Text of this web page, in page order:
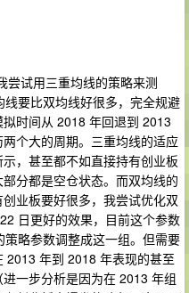
尝试用三重均线的策略来测
要比双均线好很多，完全规避
时间从 2018 年回退到 2013
个大的周期。三重均线的适应
，甚至都不如直接持有创业板
分都是空仓状态。而双均线的
业板要好很多，我尝试优化双
日更好的效果，目前这个参数
略参数调整成这一组。但需要
2013 年到 2018 年表现的甚至
一步分析是因为在 2013 年组